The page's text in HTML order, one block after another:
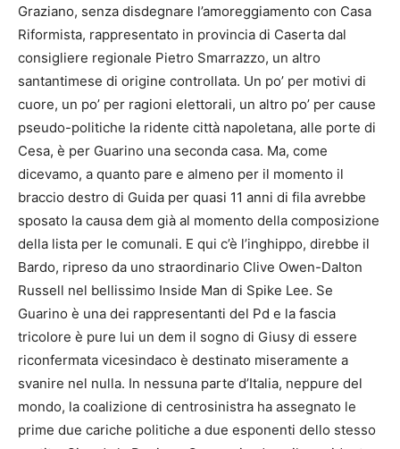
Graziano, senza disdegnare l’amoreggiamento con Casa
Riformista, rappresentato in provincia di Caserta dal
consigliere regionale Pietro Smarrazzo, un altro
santantimese di origine controllata. Un po’ per motivi di
cuore, un po’ per ragioni elettorali, un altro po’ per cause
pseudo-politiche la ridente città napoletana, alle porte di
Cesa, è per Guarino una seconda casa. Ma, come
dicevamo, a quanto pare e almeno per il momento il
braccio destro di Guida per quasi 11 anni di fila avrebbe
sposato la causa dem già al momento della composizione
della lista per le comunali. E qui c’è l’inghippo, direbbe il
Bardo, ripreso da uno straordinario Clive Owen-Dalton
Russell nel bellissimo Inside Man di Spike Lee. Se
Guarino è una dei rappresentanti del Pd e la fascia
tricolore è pure lui un dem il sogno di Giusy di essere
riconfermata vicesindaco è destinato miseramente a
svanire nel nulla. In nessuna parte d’Italia, neppure del
mondo, la coalizione di centrosinistra ha assegnato le
prime due cariche politiche a due esponenti dello stesso